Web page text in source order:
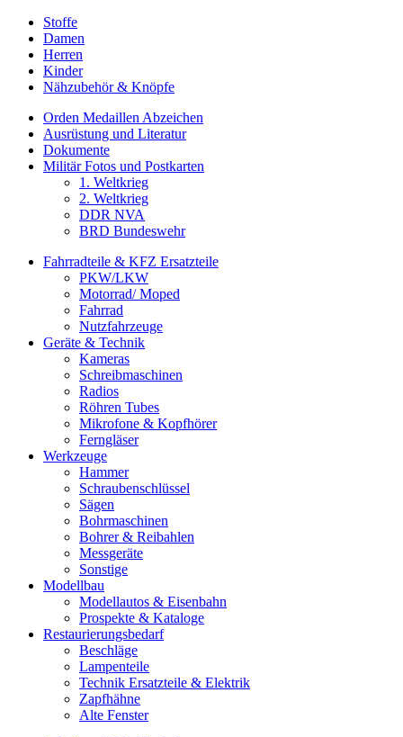
Stoffe
Damen
Herren
Kinder
Nähzubehör & Knöpfe
Orden Medaillen Abzeichen
Ausrüstung und Literatur
Dokumente
Militär Fotos und Postkarten
1. Weltkrieg
2. Weltkrieg
DDR NVA
BRD Bundeswehr
Fahrradteile & KFZ Ersatzteile
PKW/LKW
Motorrad/ Moped
Fahrrad
Nutzfahrzeuge
Geräte & Technik
Kameras
Schreibmaschinen
Radios
Röhren Tubes
Mikrofone & Kopfhörer
Ferngläser
Werkzeuge
Hammer
Schraubenschlüssel
Sägen
Bohrmaschinen
Bohrer & Reibahlen
Messgeräte
Sonstige
Modellbau
Modellautos & Eisenbahn
Prospekte & Kataloge
Restaurierungsbedarf
Beschläge
Lampenteile
Technik Ersatzteile & Elektrik
Zapfhähne
Alte Fenster